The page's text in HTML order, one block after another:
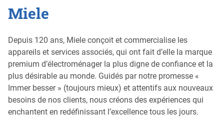
Miele
Depuis 120 ans, Miele conçoit et commercialise les
appareils et services associés, qui ont fait d’elle la marque
premium d’électroménager la plus digne de confiance et la
plus désirable au monde. Guidés par notre promesse «
Immer besser » (toujours mieux) et attentifs aux nouveaux
besoins de nos clients, nous créons des expériences qui
enchantent en redéfinissant l’excellence tous les jours.